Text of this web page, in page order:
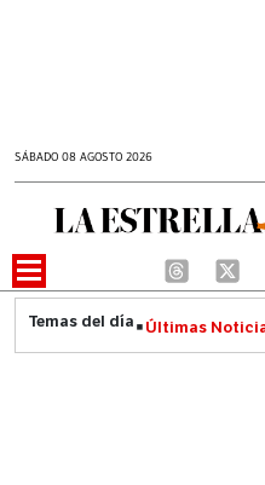
SÁBADO 08 AGOSTO 2026
Últimas